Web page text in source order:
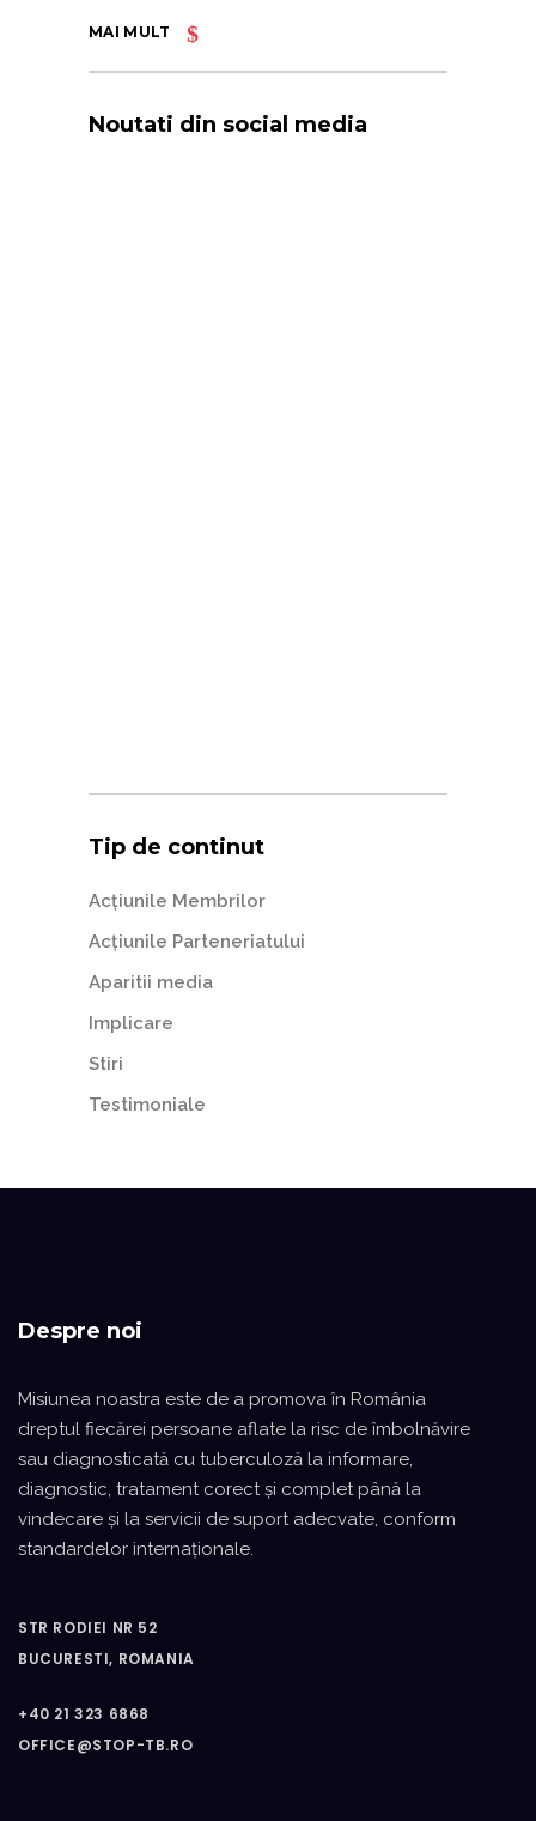
MAI MULT
Noutati din social media
Tip de continut
Acțiunile Membrilor
Acțiunile Parteneriatului
Aparitii media
Implicare
Stiri
Testimoniale
Despre noi
Misiunea noastra este de a promova în România
dreptul fiecărei persoane aflate la risc de îmbolnăvire
sau diagnosticată cu tuberculoză la informare,
diagnostic, tratament corect şi complet până la
vindecare şi la servicii de suport adecvate, conform
standardelor internaţionale.
STR RODIEI NR 52
BUCURESTI, ROMANIA
+40 21 323 6868
OFFICE@STOP-TB.RO